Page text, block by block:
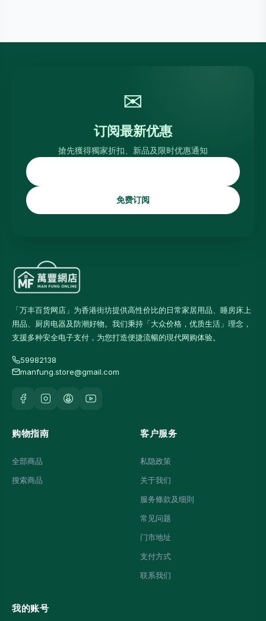
✉
订阅最新优惠
搶先獲得獨家折扣、新品及限时优惠通知
免费订阅
「万丰百货网店」为香港街坊提供高性价比的日常家居用品、睡房床上
用品、厨房电器及防潮好物。我们秉持「大众价格，优质生活」理念，
支援多种安全电子支付，为您打造便捷流暢的現代网购体验。
59982138
manfung.store@gmail.com
购物指南
全部商品
搜索商品
客户服务
私隐政策
关于我们
服务條款及细則
常见问题
门市地址
支付方式
联系我们
我的账号